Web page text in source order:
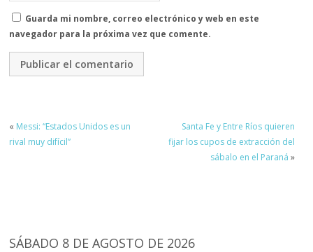
Guarda mi nombre, correo electrónico y web en este
navegador para la próxima vez que comente.
« Messi: “Estados Unidos es un
rival muy difícil”
Santa Fe y Entre Ríos quieren
fijar los cupos de extracción del
sábalo en el Paraná »
SÁBADO 8 DE AGOSTO DE 2026